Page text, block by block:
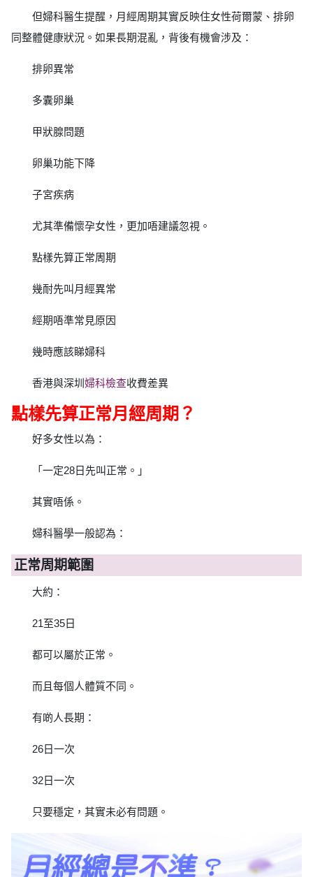
但婦科醫生提醒，月經周期其實反映住女性荷爾蒙、排卵
同整體健康狀況。如果長期混亂，背後有機會涉及：
排卵異常
多囊卵巢
甲狀腺問題
卵巢功能下降
子宮疾病
尤其準備懷孕女性，更加唔建議忽視。
點樣先算正常周期
幾耐先叫月經異常
經期唔準常見原因
幾時應該睇婦科
香港與深圳 婦科檢查收費差異
點樣先算正常月經周期？
好多女性以為：
「一定28日先叫正常。」
其實唔係。
婦科醫學一般認為：
正常周期範圍
大約：
21至35日
都可以屬於正常。
而且每個人體質不同。
有啲人長期：
26日一次
32日一次
只要穩定，其實未必有問題。